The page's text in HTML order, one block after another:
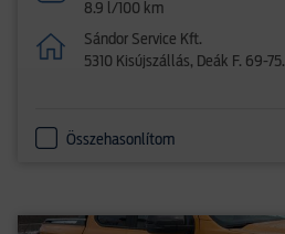
8.9 l/100 km
Sándor Service Kft.
5310 Kisújszállás, Deák F. 69-75.
Összehasonlítom